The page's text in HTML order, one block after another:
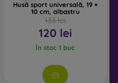
Husă sport universală, 19 ×
10 cm, albastru
133 lei
120 lei
În stoc 1 buc